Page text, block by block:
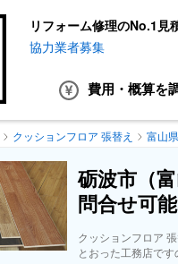
リフォーム修理のNo.1見
協力業者募集
費用・概算を
クッションフロア 張替え 富山県
砺波市（
問合せ可
クッションフロア
とおった工務店で